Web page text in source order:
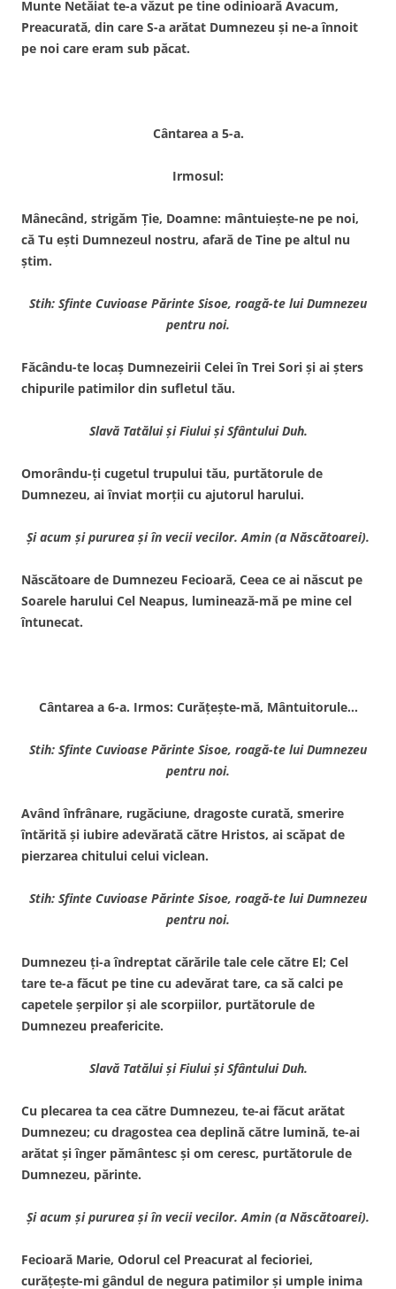
Munte Netăiat te-a văzut pe tine odinioară Avacum,
Preacurată, din care S-a arătat Dumnezeu şi ne-a înnoit
pe noi care eram sub păcat.
Cântarea a 5-a.
Irmosul:
Mânecând, strigăm Ţie, Doamne: mântuieşte-ne pe noi,
că Tu eşti Dumnezeul nostru, afară de Tine pe altul nu
ştim.
Stih: Sfinte Cuvioase Părinte Sisoe, roagă-te lui Dumnezeu
pentru noi.
Făcându-te locaş Dumnezeirii Celei în Trei Sori şi ai şters
chipurile patimilor din sufletul tău.
Slavă Tatălui şi Fiului şi Sfântului Duh.
Omorându-ţi cugetul trupului tău, purtătorule de
Dumnezeu, ai înviat morţii cu ajutorul harului.
Şi acum şi pururea şi în vecii vecilor. Amin (a Născătoarei).
Născătoare de Dumnezeu Fecioară, Ceea ce ai născut pe
Soarele harului Cel Neapus, luminează-mă pe mine cel
întunecat.
Cântarea a 6-a. Irmos: Curăţeşte-mă, Mântuitorule…
Stih: Sfinte Cuvioase Părinte Sisoe, roagă-te lui Dumnezeu
pentru noi.
Având înfrânare, rugăciune, dragoste curată, smerire
întărită şi iubire adevărată către Hristos, ai scăpat de
pierzarea chitului celui viclean.
Stih: Sfinte Cuvioase Părinte Sisoe, roagă-te lui Dumnezeu
pentru noi.
Dumnezeu ţi-a îndreptat cărările tale cele către El; Cel
tare te-a făcut pe tine cu adevărat tare, ca să calci pe
capetele şerpilor şi ale scorpiilor, purtătorule de
Dumnezeu preafericite.
Slavă Tatălui şi Fiului şi Sfântului Duh.
Cu plecarea ta cea către Dumnezeu, te-ai făcut arătat
Dumnezeu; cu dragostea cea deplină către lumină, te-ai
arătat şi înger pământesc şi om ceresc, purtătorule de
Dumnezeu, părinte.
Şi acum şi pururea şi în vecii vecilor. Amin (a Născătoarei).
Fecioară Marie, Odorul cel Preacurat al fecioriei,
curăţeşte-mi gândul de negura patimilor şi umple inima